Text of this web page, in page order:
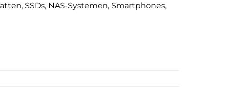
SSDs, NAS-Systemen, Smartphones,